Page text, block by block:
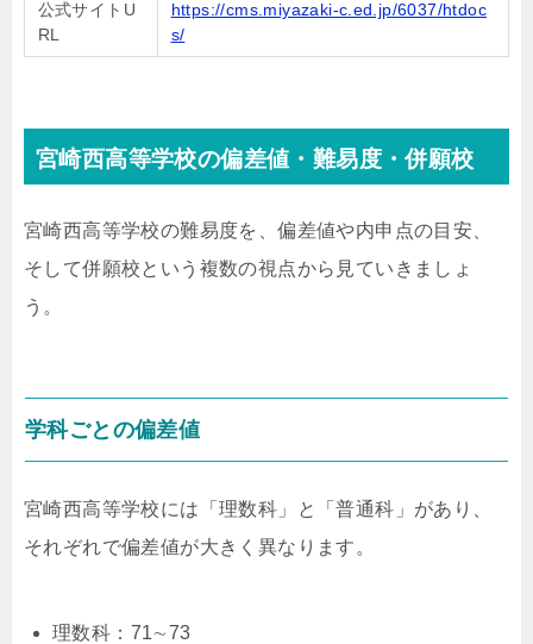
公式サイトU
RL
https://cms.miyazaki-c.ed.jp/6037/htdoc
s/
宮崎西高等学校の偏差値・難易度・併願校
宮崎西高等学校の難易度を、偏差値や内申点の目安、
そして併願校という複数の視点から見ていきましょ
う。
学科ごとの偏差値
宮崎西高等学校には「理数科」と「普通科」があり、
それぞれで偏差値が大きく異なります。
理数科： 71∼73